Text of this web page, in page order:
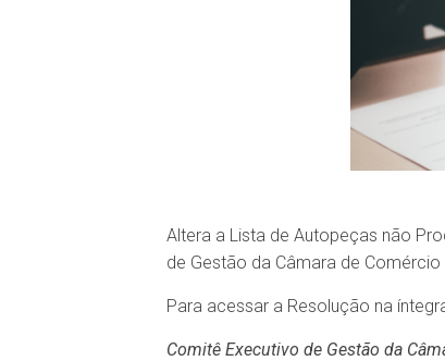
Altera a Lista de Autopeças não
de Gestão da Câmara de Comércio
Para acessar a Resolução na
Comitê Executivo de Gestão da